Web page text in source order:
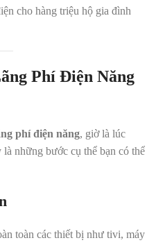
cho hàng triệu hộ gia đình
Phí Điện Năng
phí điện năng, giờ là lúc
những bước cụ thể bạn có thể
toàn các thiết bị như tivi, máy